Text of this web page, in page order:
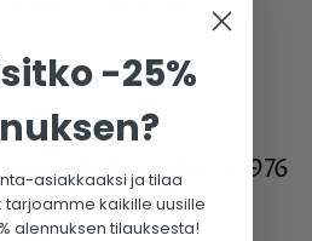
vuodesta 1976
-25%
asiakkaaksi ja tilaa
kaikille uusille
alennuksen tilauksesta!